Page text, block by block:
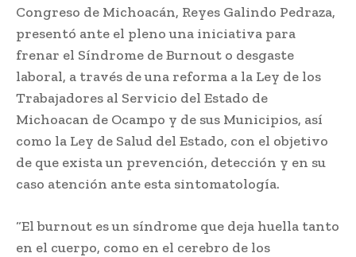
Congreso de Michoacán, Reyes Galindo Pedraza,
presentó ante el pleno una iniciativa para
frenar el Síndrome de Burnout o desgaste
laboral, a través de una reforma a la Ley de los
Trabajadores al Servicio del Estado de
Michoacan de Ocampo y de sus Municipios, así
como la Ley de Salud del Estado, con el objetivo
de que exista un prevención, detección y en su
caso atención ante esta sintomatología.
“El burnout es un síndrome que deja huella tanto
en el cuerpo, como en el cerebro de los